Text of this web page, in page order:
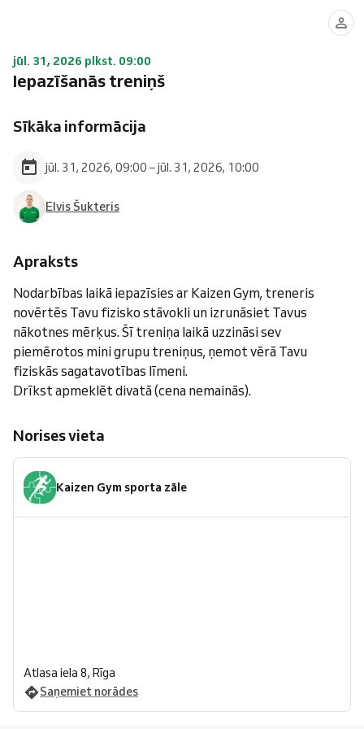
jūl. 31, 2026 plkst. 09:00
Iepazīšanās treniņš
Sīkāka informācija
jūl. 31, 2026, 09:00 – jūl. 31, 2026, 10:00
Elvis Šukteris
Apraksts
Nodarbības laikā iepazīsies ar Kaizen Gym, treneris
novērtēs Tavu fizisko stāvokli un izrunāsiet Tavus
nākotnes mērķus. Šī treniņa laikā uzzināsi sev
piemērotos mini grupu treniņus, ņemot vērā Tavu
fiziskās sagatavotības līmeni.
Drīkst apmeklēt divatā (cena nemainās).
Norises vieta
Kaizen Gym sporta zāle
Atlasa iela 8, Rīga
Saņemiet norādes